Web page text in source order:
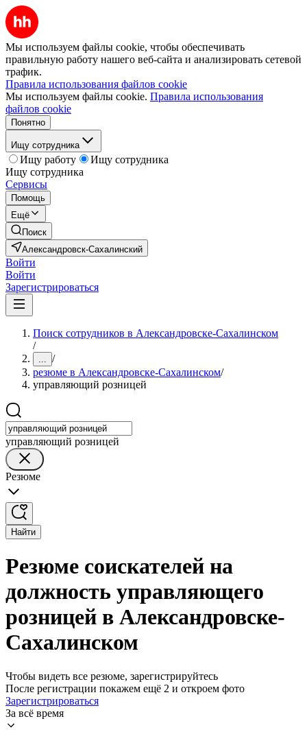
Мы используем файлы cookie, чтобы обеспечивать
правильную работу нашего веб-сайта и анализировать сетевой
трафик.
Правила использования файлов cookie
Мы используем файлы cookie. Правила использования
файлов cookie
Понятно
Ищу сотрудника
Ищу работу
Ищу сотрудника
Ищу сотрудника
Сервисы
Помощь
Ещё
Поиск
Александровск-Сахалинский
Войти
Войти
Зарегистрироваться
Поиск сотрудников в Александровске-Сахалинском
/
... /
резюме в Александровске-Сахалинском/
управляющий розницей
управляющий розницей
Резюме
Найти
Резюме соискателей на
должность управляющего
розницей в Александровске-
Сахалинском
Чтобы видеть все резюме, зарегистрируйтесь
После регистрации покажем ещё 2 и откроем фото
Зарегистрироваться
За всё время